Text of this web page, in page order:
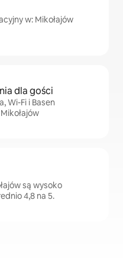
w: Mikołajów
dla gości
Wi-Fi i Basen
są wysoko
4,8 na 5.